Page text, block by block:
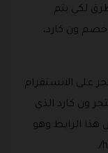
لكي يتم
خصم ون كارد،
على الانستقرام
ون كارد الذي
الرابط وهو